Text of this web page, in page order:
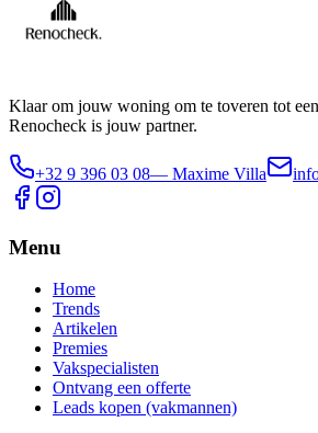
Klaar om jouw woning om te toveren tot
Renocheck is jouw partner.
+32 9 396 03 08— Maxime Villa
Menu
Home
Trends
Artikelen
Premies
Vakspecialisten
Ontvang een offerte
Leads kopen (vakmannen)